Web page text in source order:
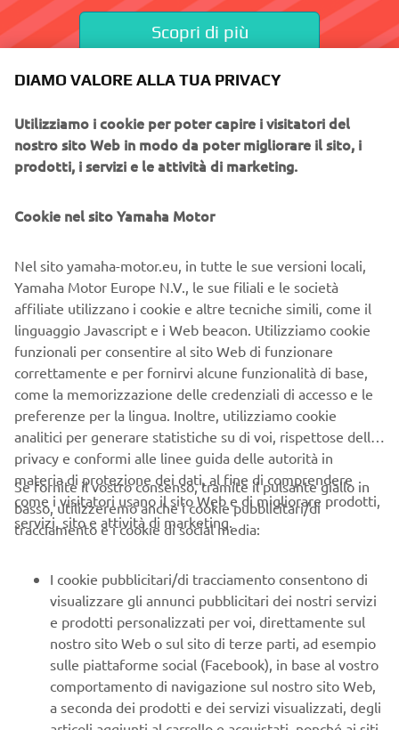
DIAMO VALORE ALLA TUA PRIVACY
Utilizziamo i cookie per poter capire i visitatori del
nostro sito Web in modo da poter migliorare il sito, i
prodotti, i servizi e le attività di marketing.
Cookie nel sito Yamaha Motor
Nel sito yamaha-motor.eu, in tutte le sue versioni locali,
Yamaha Motor Europe N.V., le sue filiali e le società
affiliate utilizzano i cookie e altre tecniche simili, come il
linguaggio Javascript e i Web beacon. Utilizziamo cookie
funzionali per consentire al sito Web di funzionare
correttamente e per fornirvi alcune funzionalità di base,
come la memorizzazione delle credenziali di accesso e le
preferenze per la lingua. Inoltre, utilizziamo cookie
analitici per generare statistiche su di voi, rispettose della
privacy e conformi alle linee guida delle autorità in
materia di protezione dei dati, al fine di comprendere
come i visitatori usano il sito Web e di migliorare prodotti,
servizi, sito e attività di marketing.
Se fornite il vostro consenso, tramite il pulsante giallo in
basso, utilizzeremo anche i cookie pubblicitari/di
tracciamento e i cookie di social media:
I cookie pubblicitari/di tracciamento consentono di
visualizzare gli annunci pubblicitari dei nostri servizi
e prodotti personalizzati per voi, direttamente sul
nostro sito Web o sul sito di terze parti, ad esempio
sulle piattaforme social (Facebook), in base al vostro
comportamento di navigazione sul nostro sito Web,
a seconda dei prodotti e dei servizi visualizzati, degli